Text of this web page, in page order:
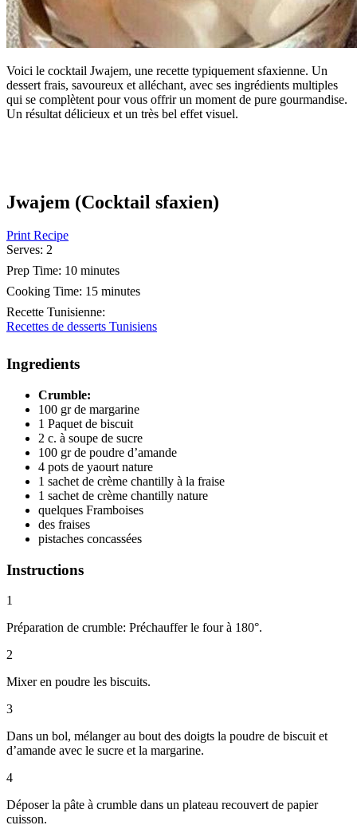
Voici le cocktail Jwajem, une recette typiquement sfaxienne. Un
dessert frais, savoureux et alléchant, avec ses ingrédients multiples
qui se complètent pour vous offrir un moment de pure gourmandise.
Un résultat délicieux et un très bel effet visuel.
Jwajem (Cocktail sfaxien)
Print Recipe
Serves: 2
Prep Time: 10 minutes
Cooking Time: 15 minutes
Recette Tunisienne:
Recettes de desserts Tunisiens
Ingredients
Crumble:
100 gr de margarine
1 Paquet de biscuit
2 c. à soupe de sucre
100 gr de poudre d’amande
4 pots de yaourt nature
1 sachet de crème chantilly à la fraise
1 sachet de crème chantilly nature
quelques Framboises
des fraises
pistaches concassées
Instructions
1
Préparation de crumble: Préchauffer le four à 180°.
2
Mixer en poudre les biscuits.
3
Dans un bol, mélanger au bout des doigts la poudre de biscuit et
d’amande avec le sucre et la margarine.
4
Déposer la pâte à crumble dans un plateau recouvert de papier
cuisson.